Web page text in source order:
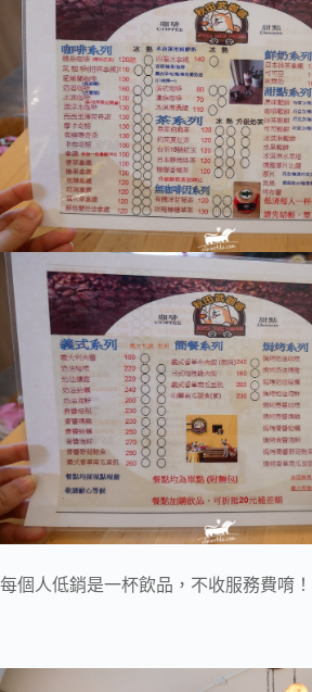
每個人低銷是一杯飲品，不收服務費唷！